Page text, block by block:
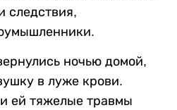
следствия,
ночью домой,
в луже крови.
ей тяжелые травмы